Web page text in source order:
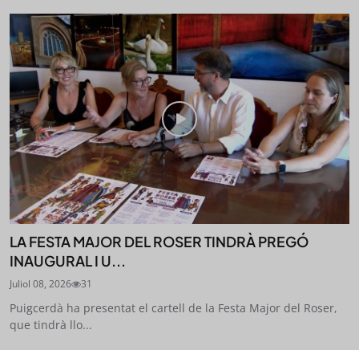
LA FESTA MAJOR DEL ROSER TINDRÀ PREGÓ
INAUGURAL I U...
Juliol 08, 2026 31
Puigcerdà ha presentat el cartell de la Festa Major del Roser,
que tindrà llo...